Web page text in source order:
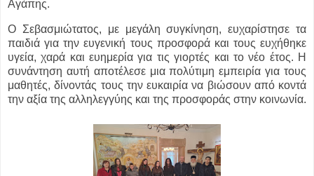
Αγάπης.
Ο Σεβασμιώτατος, με μεγάλη συγκίνηση, ευχαρίστησε τα
παιδιά για την ευγενική τους προσφορά και τους ευχήθηκε
υγεία, χαρά και ευημερία για τις γιορτές και το νέο έτος. Η
συνάντηση αυτή αποτέλεσε μια πολύτιμη εμπειρία για τους
μαθητές, δίνοντάς τους την ευκαιρία να βιώσουν από κοντά
την αξία της αλληλεγγύης και της προσφοράς στην κοινωνία.